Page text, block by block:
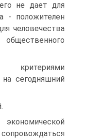
не дает для
- положителен
человечества
сегодняшний